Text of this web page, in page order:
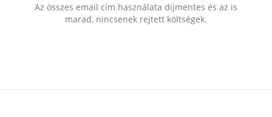
Az összes email cím használata díjmentes és az is
marad, nincsenek rejtett költségek.